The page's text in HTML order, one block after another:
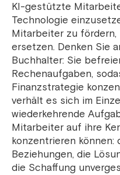
KI-gestützte
Technologie
Mitarbeiter zu
ersetzen. Denken Sie
Buchhalter: Sie
Rechenaufgaben,
Finanzstrategie
verhält es sich im
wiederkehrende
Mitarbeiter auf ihre
konzentrieren können:
Beziehungen, die
die Schaffung